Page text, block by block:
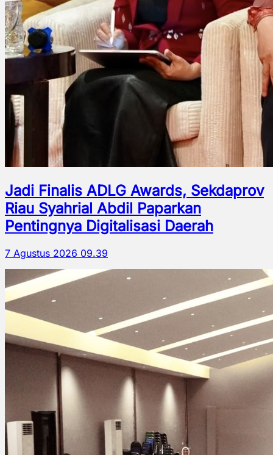
Jadi Finalis ADLG Awards, Sekdaprov
Riau Syahrial Abdil Paparkan
Pentingnya Digitalisasi Daerah
7 Agustus 2026 09.39